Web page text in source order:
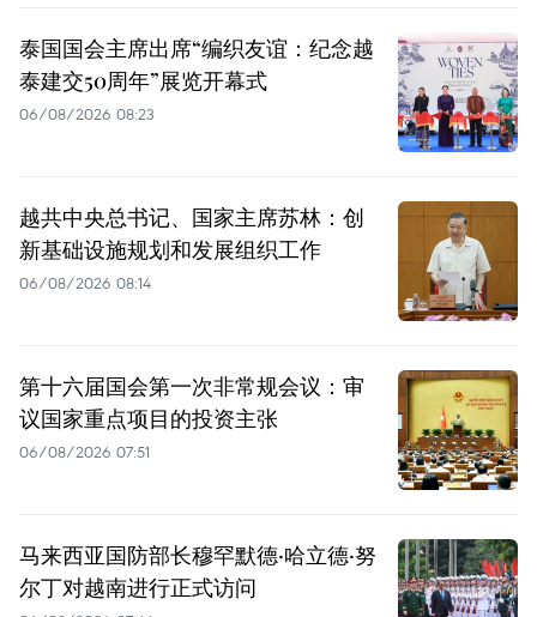
泰国国会主席出席“编织友谊：纪念越
泰建交50周年”展览开幕式
06/08/2026 08:23
越共中央总书记、国家主席苏林：创
新基础设施规划和发展组织工作
06/08/2026 08:14
第十六届国会第一次非常规会议：审
议国家重点项目的投资主张
06/08/2026 07:51
马来西亚国防部长穆罕默德·哈立德·努
尔丁对越南进行正式访问